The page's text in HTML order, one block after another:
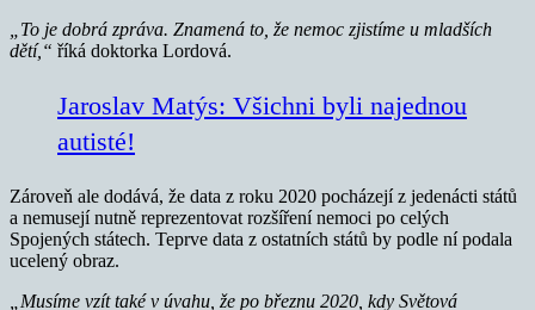
„To je dobrá zpráva. Znamená to, že nemoc zjistíme u mladších
dětí,“ říká doktorka Lordová.
Jaroslav Matýs: Všichni byli najednou
autisté!
Zároveň ale dodává, že data z roku 2020 pocházejí z jedenácti států
a nemusejí nutně reprezentovat rozšíření nemoci po celých
Spojených státech. Teprve data z ostatních států by podle ní podala
ucelený obraz.
„Musíme vzít také v úvahu, že po březnu 2020, kdy Světová